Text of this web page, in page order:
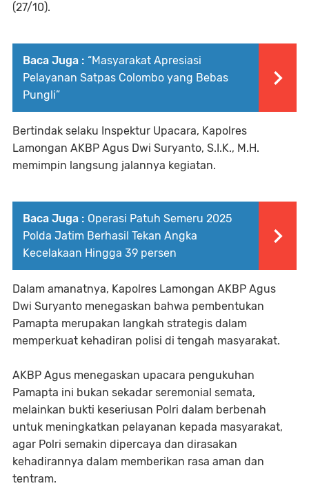
(27/10).
Baca Juga : “Masyarakat Apresiasi
Pelayanan Satpas Colombo yang Bebas
Pungli”
Bertindak selaku Inspektur Upacara, Kapolres
Lamongan AKBP Agus Dwi Suryanto, S.I.K., M.H.
memimpin langsung jalannya kegiatan.
Baca Juga : Operasi Patuh Semeru 2025
Polda Jatim Berhasil Tekan Angka
Kecelakaan Hingga 39 persen
Dalam amanatnya, Kapolres Lamongan AKBP Agus
Dwi Suryanto menegaskan bahwa pembentukan
Pamapta merupakan langkah strategis dalam
memperkuat kehadiran polisi di tengah masyarakat.
AKBP Agus menegaskan upacara pengukuhan
Pamapta ini bukan sekadar seremonial semata,
melainkan bukti keseriusan Polri dalam berbenah
untuk meningkatkan pelayanan kepada masyarakat,
agar Polri semakin dipercaya dan dirasakan
kehadirannya dalam memberikan rasa aman dan
tentram.